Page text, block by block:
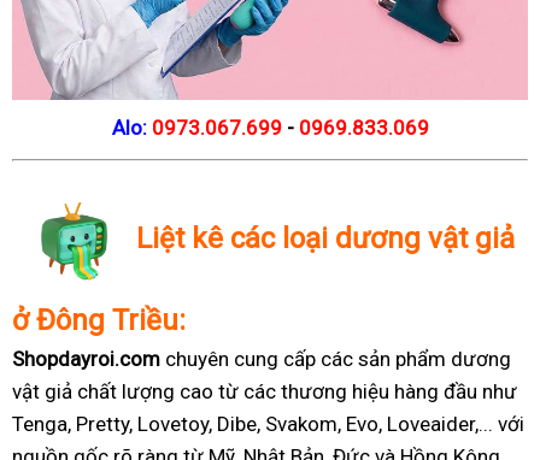
Alo: 0973.067.699 - 0969.833.069
Liệt kê các loại dương vật giả
ở Đông Triều:
Shopdayroi.com chuyên cung cấp các sản phẩm dương
vật giả chất lượng cao từ các thương hiệu hàng đầu như
Tenga, Pretty, Lovetoy, Dibe, Svakom, Evo, Loveaider,... với